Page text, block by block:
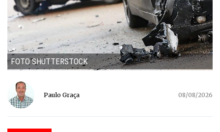
FOTO SHUTTERSTOCK
Paulo Graça 08/08/2026